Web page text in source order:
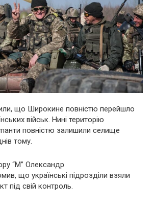
що Широкине повністю перейшло
військ. Нині територію
повністю залишили селище
тому.
“М” Олександр
що українські підрозділи взяли
під свій контроль.